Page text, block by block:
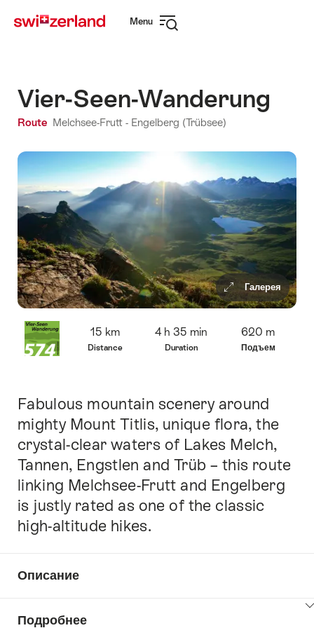
navigation
Menu
Vier-Seen-Wanderung
Route Melchsee-Frutt - Engelberg (Trübsee)
Галерея
Overview
Distance
15 km
Duration
4 h 35 min
Подъем
620 m
Intro
Fabulous mountain scenery around
mighty Mount Titlis, unique flora, the
crystal-clear waters of Lakes Melch,
Tannen, Engstlen and Trüb – this route
linking Melchsee-Frutt and Engelberg
is justly rated as one of the classic
high-altitude hikes.
Описание
Подробнее